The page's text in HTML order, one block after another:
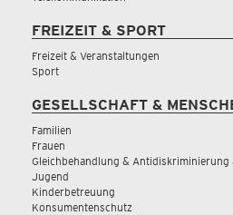
FREIZEIT & SPORT
Freizeit & Veranstaltungen
Sport
GESELLSCHAFT &
Familien
Frauen
Gleichbehandlung & Antidiskriminierung
Jugend
Kinderbetreuung
Konsumentenschutz